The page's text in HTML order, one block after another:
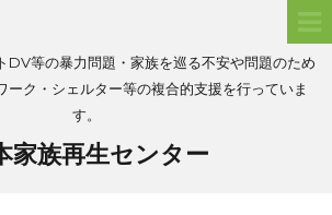
DV等の暴力問題・家族を巡る不安や問題のため
ーク・シェルター等の複合的支援を行っていま
す。
家族再生センター